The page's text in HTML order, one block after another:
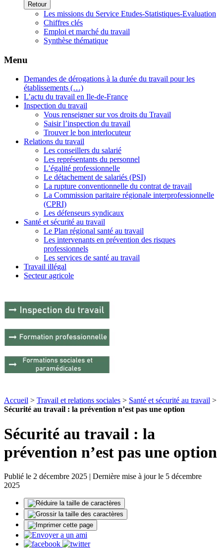
Retour
Les missions du Service Etudes-Statistiques-Evaluation
Chiffres clés
Emploi et marché du travail
Synthèse thématique
Menu
Demandes de dérogations à la durée du travail pour les
établissements (…)
L’actu du travail en Ile-de-France
Inspection du travail
Vous renseigner sur vos droits du Travail
Saisir l’inspection du travail
Trouver le bon interlocuteur
Relations du travail
Les conseillers du salarié
Les représentants du personnel
L’égalité professionnelle
Le détachement de salariés (PSI)
La rupture conventionnelle du contrat de travail
La Commission paritaire régionale interprofessionnelle
(CPRI)
Les défenseurs syndicaux
Santé et sécurité au travail
Le Plan régional santé au travail
Les intervenants en prévention des risques
professionnels
Les services de santé au travail
Travail illégal
Secteur agricole
Accueil > Travail et relations sociales > Santé et sécurité au travail >
Sécurité au travail : la prévention n’est pas une option
Sécurité au travail : la
prévention n’est pas une option
Publié le 2 décembre 2025 | Dernière mise à jour le 5 décembre
2025